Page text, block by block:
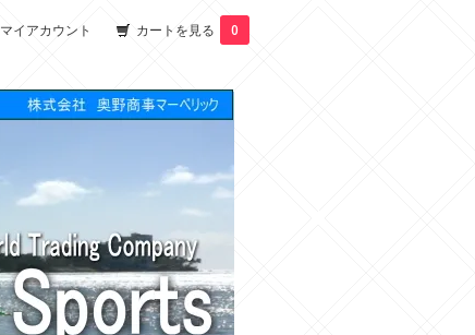
マイアカウント カートを見る 0